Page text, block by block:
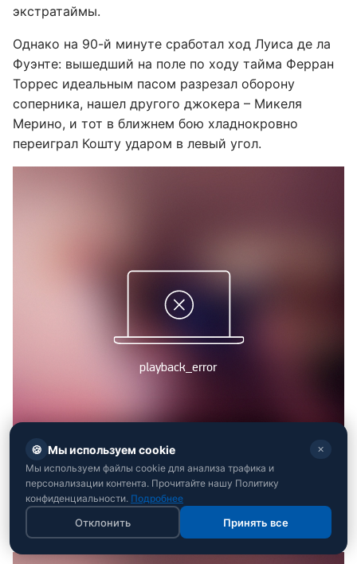
экстратаймы.
Однако на 90-й минуте сработал ход Луиса де ла
Фуэнте: вышедший на поле по ходу тайма Ферран
Торрес идеальным пасом разрезал оборону
соперника, нашел другого джокера – Микеля
Мерино, и тот в ближнем бою хладнокровно
переиграл Кошту ударом в левый угол.
Организовать финальный штурм в добавленные
шесть минут обессилевшая Португалия уже не
🍪 Мы используем cookie ✕
Мы используем файлы cookie для анализа трафика и
персонализации контента. Прочитайте нашу Политику
конфиденциальности. Подробнее
Отклонить Принять все